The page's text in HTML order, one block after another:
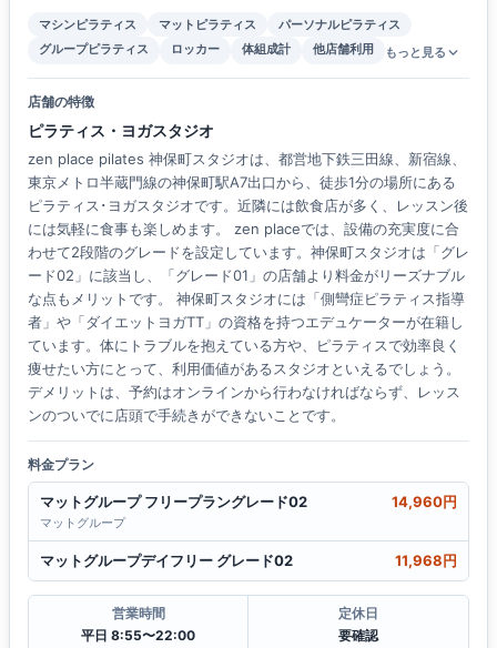
マシンピラティス マットピラティス
パーソナルピラティス
グループピラティス
ロッカー 体組成計 他店舗利用 もっと見る
店舗の特徴
ピラティス・ヨガスタジオ
zen place pilates 神保町スタジオは、都営地下鉄三田線、新宿線、
東京メトロ半蔵門線の神保町駅A7出口から、徒歩1分の場所にある
ピラティス･ヨガスタジオです。近隣には飲食店が多く、レッスン後
には気軽に食事も楽しめます。 zen placeでは、設備の充実度に合
わせて2段階のグレードを設定しています。神保町スタジオは「グレ
ード02」に該当し、「グレード01」の店舗より料金がリーズナブル
な点もメリットです。 神保町スタジオには「側彎症ピラティス指導
者」や「ダイエットヨガTT」の資格を持つエデュケーターが在籍し
ています。体にトラブルを抱えている方や、ピラティスで効率良く
痩せたい方にとって、利用価値があるスタジオといえるでしょう。
デメリットは、予約はオンラインから行わなければならず、レッス
ンのついでに店頭で手続きができないことです。
料金プラン
マットグループ フリープラングレード02 14,960円
マットグループ
マットグループデイフリー グレード02 11,968円
営業時間
平日 8:55〜22:00
定休日
要確認